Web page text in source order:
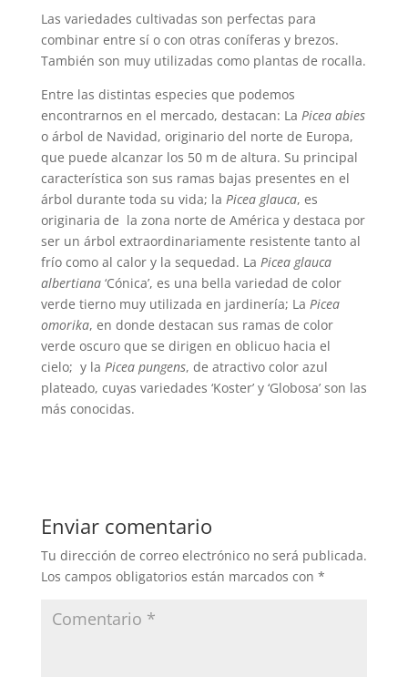
Las variedades cultivadas son perfectas para
combinar entre sí o con otras coníferas y brezos.
También son muy utilizadas como plantas de rocalla.
Entre las distintas especies que podemos
encontrarnos en el mercado, destacan: La Picea abies
o árbol de Navidad, originario del norte de Europa,
que puede alcanzar los 50 m de altura. Su principal
característica son sus ramas bajas presentes en el
árbol durante toda su vida; la Picea glauca, es
originaria de la zona norte de América y destaca por
ser un árbol extraordinariamente resistente tanto al
frío como al calor y la sequedad. La Picea glauca
albertiana‘Cónica’, es una bella variedad de color
verde tierno muy utilizada en jardinería; La Picea
omorika, en donde destacan sus ramas de color
verde oscuro que se dirigen en oblicuo hacia el
cielo; y la Picea pungens, de atractivo color azul
plateado, cuyas variedades ‘Koster’ y ‘Globosa’ son las
más conocidas.
Enviar comentario
Tu dirección de correo electrónico no será publicada.
Los campos obligatorios están marcados con *